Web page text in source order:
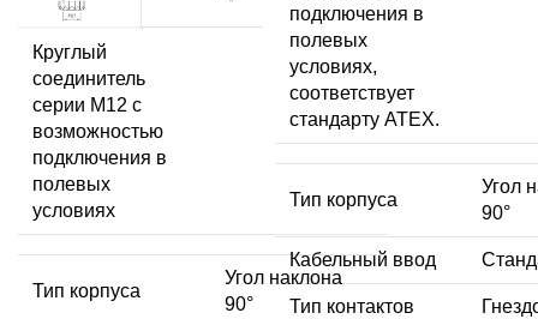
Круглый
соединитель
серии M12 с
возможностью
подключения в
полевых
условиях
Тип корпуса
Угол наклона
90°
подключения в
полевых
условиях,
соответствует
стандарту ATEX.
Тип корпуса
Угол
90°
Кабельный ввод
Тип контактов